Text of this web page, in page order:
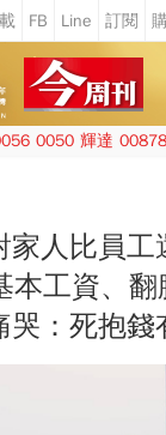
0050 輝達 00878
家人比員工
本工資、
哭：死抱錢